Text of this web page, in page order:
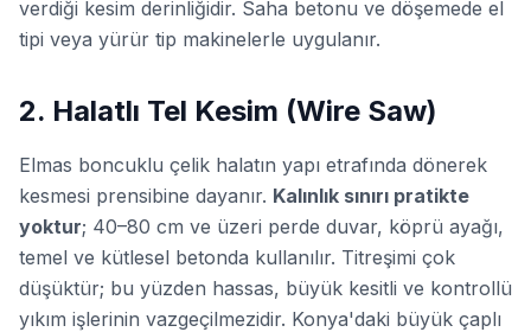
verdiği kesim derinliğidir. Saha betonu ve döşemede el
tipi veya yürür tip makinelerle uygulanır.
2. Halatlı Tel Kesim (Wire Saw)
Elmas boncuklu çelik halatın yapı etrafında dönerek
kesmesi prensibine dayanır. Kalınlık sınırı pratikte
yoktur; 40–80 cm ve üzeri perde duvar, köprü ayağı,
temel ve kütlesel betonda kullanılır. Titreşimi çok
düşüktür; bu yüzden hassas, büyük kesitli ve kontrollü
yıkım işlerinin vazgeçilmezidir. Konya'daki büyük çaplı